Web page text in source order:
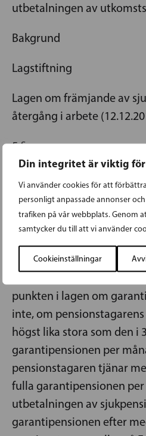
Din integritet är viktig för
Vi använder cookies för att
personligt anpassade annonser
trafiken på vår webbplats. Genom
samtycker du till att vi använder
Cookieinställningar
utbetalningen av
Bakgrund
Lagstiftning
Lagen om främjande av
återgång i arbete
5 §
Folkpensionsanstalten
(29.1.2016/87)
Utbetalningen av
folkpensionslagen och av
punkten i lagen om
inte, om
högst lika stora som den i
garantipensionen per
pensionstagaren tjänar
fulla garantipensionen per
utbetalningen av
garantipensionen efter